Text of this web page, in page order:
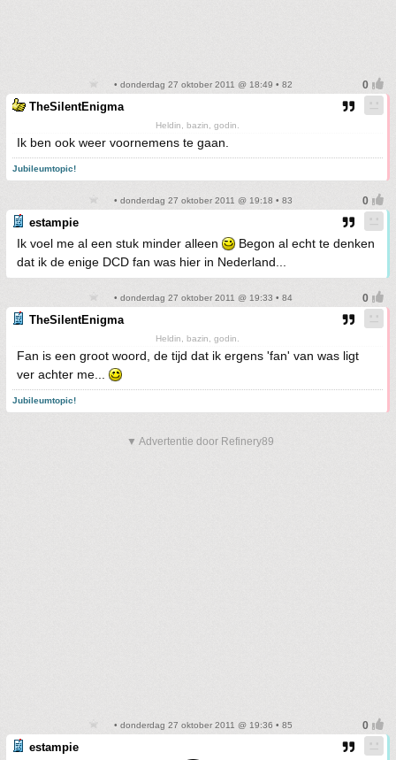
• donderdag 27 oktober 2011 @ 18:49 • 82
TheSilentEnigma
Heldin, bazin, godin.
Ik ben ook weer voornemens te gaan.
Jubileumtopic!
• donderdag 27 oktober 2011 @ 19:18 • 83
estampie
Ik voel me al een stuk minder alleen
Begon al echt te denken
dat ik de enige DCD fan was hier in Nederland...
• donderdag 27 oktober 2011 @ 19:33 • 84
TheSilentEnigma
Heldin, bazin, godin.
Fan is een groot woord, de tijd dat ik ergens 'fan' van was ligt
ver achter me...
Jubileumtopic!
▼ Advertentie door Refinery89
• donderdag 27 oktober 2011 @ 19:36 • 85
estampie